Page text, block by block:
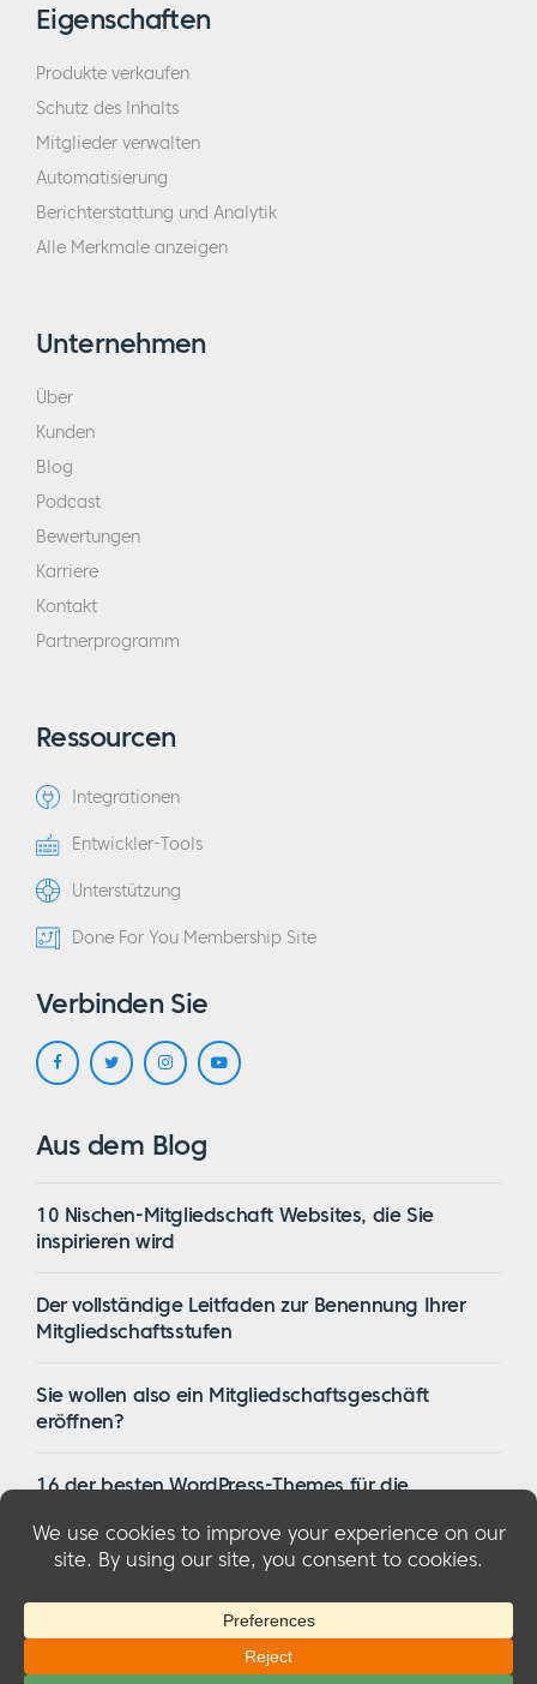
Eigenschaften
Produkte verkaufen
Schutz des Inhalts
Mitglieder verwalten
Automatisierung
Berichterstattung und Analytik
Alle Merkmale anzeigen
Unternehmen
Über
Kunden
Blog
Podcast
Bewertungen
Karriere
Kontakt
Partnerprogramm
Ressourcen
Integrationen
Entwickler-Tools
Unterstützung
Done For You Membership Site
Verbinden Sie
Aus dem Blog
10 Nischen-Mitgliedschaft Websites, die Sie
inspirieren wird
Der vollständige Leitfaden zur Benennung Ihrer
Mitgliedschaftsstufen
Sie wollen also ein Mitgliedschaftsgeschäft
eröffnen?
16 der besten WordPress-Themes für die
© 2026 MemberMouse, LLCDatenschutzbestimmungen
Bedingungen und Konditionen
Offenlegung